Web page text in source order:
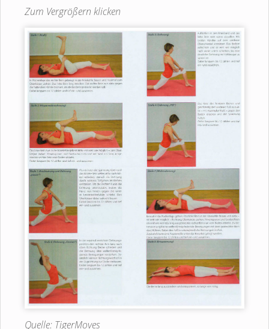
Zum Vergrößern klicken
Quelle: TigerMoves